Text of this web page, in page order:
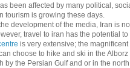
been affected by many political,
tourism is growing these days.
development of the media, Iran is
travel to iran has the potential
is very extensive; the
choose to hike and ski in the
by the Persian Gulf and or in the